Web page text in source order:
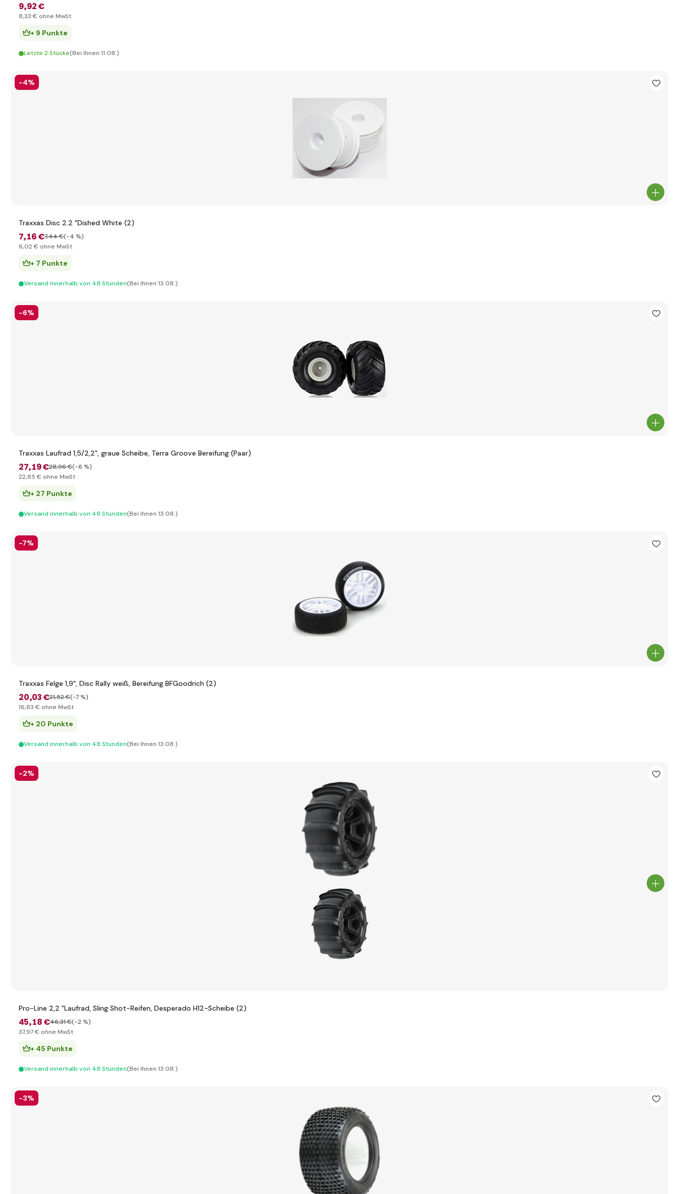
9,92 €
8,33 € ohne MwSt
+ 9 Punkte
Letzte 2 Stücke(Bei Ihnen 11.08.)
-4%
Traxxas Disc 2.2 "Dished White (2)
7,16 €7,44 €(-4 %)
6,02 € ohne MwSt
+ 7 Punkte
Versand innerhalb von 48 Stunden(Bei Ihnen 13.08.)
-6%
Traxxas Laufrad 1,5/2,2", graue Scheibe, Terra Groove Bereifung (Paar)
27,19 €28,96 €(-6 %)
22,85 € ohne MwSt
+ 27 Punkte
Versand innerhalb von 48 Stunden(Bei Ihnen 13.08.)
-7%
Traxxas Felge 1,9", Disc Rally weiß, Bereifung BFGoodrich (2)
20,03 €21,52 €(-7 %)
16,83 € ohne MwSt
+ 20 Punkte
Versand innerhalb von 48 Stunden(Bei Ihnen 13.08.)
-2%
Pro-Line 2,2 "Laufrad, Sling Shot-Reifen, Desperado H12-Scheibe (2)
45,18 €46,31 €(-2 %)
37,97 € ohne MwSt
+ 45 Punkte
Versand innerhalb von 48 Stunden(Bei Ihnen 13.08.)
-3%